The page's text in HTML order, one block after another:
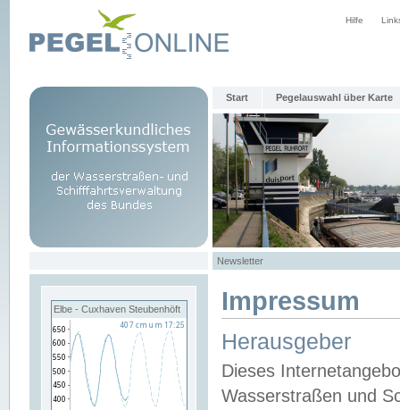
Hilfe
Start Pegelauswahl über Karte
Newsletter
Elbe - Cuxhaven Steubenhöft Impressum
Herausgeber
Dieses
Wasserstraßen und